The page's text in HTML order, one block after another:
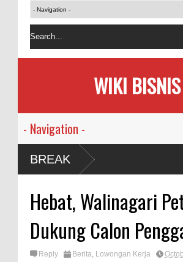
WIKI BISNIS
BREAK
Success Story
Amal Salih
Hebat, Walinagari
Dukung Calon
Reply Berita, Lowongan Kerja